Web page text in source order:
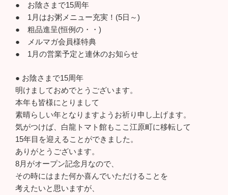
● お陰さまで15周年
● 1月はお粥メニュー充実！(5日～)
● 粗品進呈(恒例の・・)
● メルマガ会員様特典
● 1月の営業予定と連休のお知らせ
● お陰さまで15周年
明けましておめでとうございます。
本年も皆様にとりまして
素晴らしい年となりますようお祈り申し上げます。
気がつけば、白龍トマト館もここ江原町に移転して
15年目を迎えることができました。
ありがとうございます。
8月がオープン記念月なので、
その時にはまた何か喜んでいただけることを
考えたいと思いますが、